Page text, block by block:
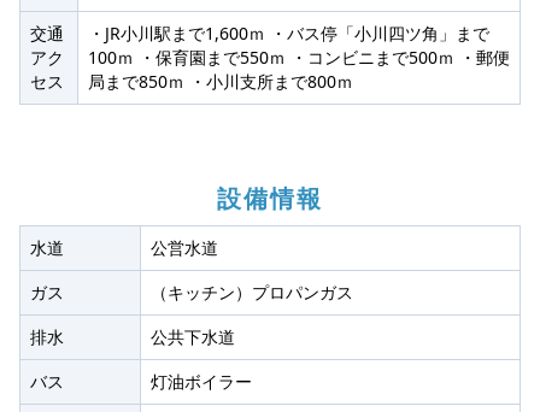
交通
アク
セス
・JR小川駅まで1,600ｍ ・バス停「小川四ツ角」まで
100ｍ ・保育園まで550ｍ ・コンビニまで500ｍ ・郵便
局まで850ｍ ・小川支所まで800ｍ
設備情報
水道
公営水道
ガス
（キッチン）プロパンガス
排水
公共下水道
バス
灯油ボイラー